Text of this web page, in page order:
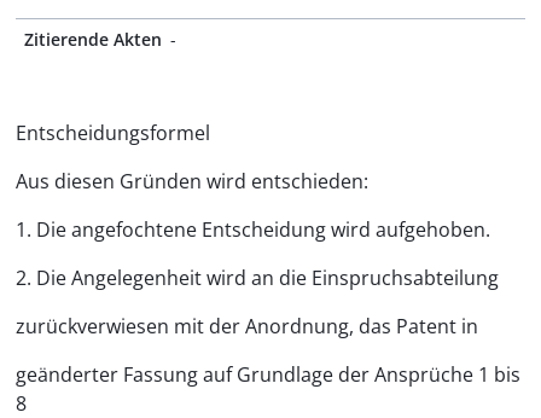
Zitierende Akten -
Entscheidungsformel
Aus diesen Gründen wird entschieden:
1. Die angefochtene Entscheidung wird aufgehoben.
2. Die Angelegenheit wird an die Einspruchsabteilung
zurückverwiesen mit der Anordnung, das Patent in
geänderter Fassung auf Grundlage der Ansprüche 1 bis
8